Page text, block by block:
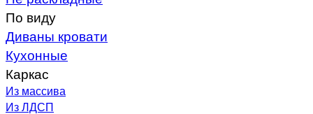
По виду
Диваны кровати
Кухонные
Каркас
Из массива
Из ЛДСП